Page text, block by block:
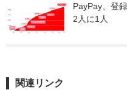
PayPay、登
2人に1人
関連リンク